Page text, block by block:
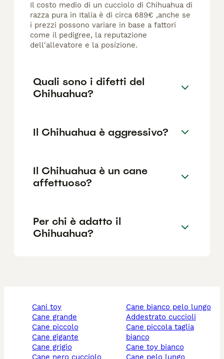
Il costo medio di un cucciolo di Chihuahua di
razza pura in Italia è di circa 689€ ,anche se
i prezzi possono variare in base a fattori
come il pedigree, la reputazione
dell'allevatore e la posizione.
Quali sono i difetti del
Chihuahua?
Il Chihuahua è aggressivo?
Il Chihuahua è un cane
affettuoso?
Per chi è adatto il
Chihuahua?
cani toy
cane grande
cane piccolo
cane gigante
cane grigio
cane bianco pelo lungo
addestrato cuccioli
cane piccola taglia
bianco
cane toy bianco